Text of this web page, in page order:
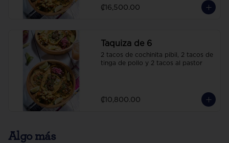
₡16,500.00
Taquiza de 6
2 tacos de cochinita pibil, 2 tacos de
tinga de pollo y 2 tacos al pastor
₡10,800.00
Algo más